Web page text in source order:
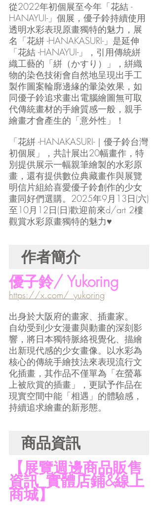
從2022年初個展至今年「花結 -
HANAYUI-」個展，優子鈴持續使用
透明水彩表現原畫獨特的魅力，展
名「花絣 -HANAKASURI-」是延伸
「花結 -HANAYUI-」，引用傳統絣
織工藝的「絣（かすり）」，絣織
物的染色技術會自然地呈現出手工
製作圖案輪廓邊緣的暈染效果，如
同優子鈴追求畫出電腦繪圖無可取
代傳統畫材的手繪質感一般，親手
繪畫才會產生的「意外性」！
「花絣 -HANAKASURI-｜優子鈴台灣
初個展」，共計展出20幅畫作，特
別提供展示一幅親筆繪製的水彩原
畫，還有提供數位典藏畫作與展覽
明信片組給喜愛優子鈴創作的少女
畫同好們選購。2025年9月13日(六)
至10月12日(日)歡迎前來d/art 2樓
觀賞水彩原畫獨特的魅力♥
作者簡介
優子鈴/ Yukoring
https://x.com/_yukoring
出身於大阪府的畫家、插畫家。
自幼受到少女漫畫與動畫的深刻影
響，將日本獨特脈絡視覺化、描繪
出新現代感的少女畫像。以水彩為
核心的傳統手繪技法來表現流行文
化插畫，其作品不僅單為「在螢幕
上被欣賞的插畫」，更賦予作品在
現實空間中能「相遇」的體驗感，
持續追求繪畫的新形態。
商品資訊
【展覽週邊商品販售
資訊_實體店鋪&線上
商城】